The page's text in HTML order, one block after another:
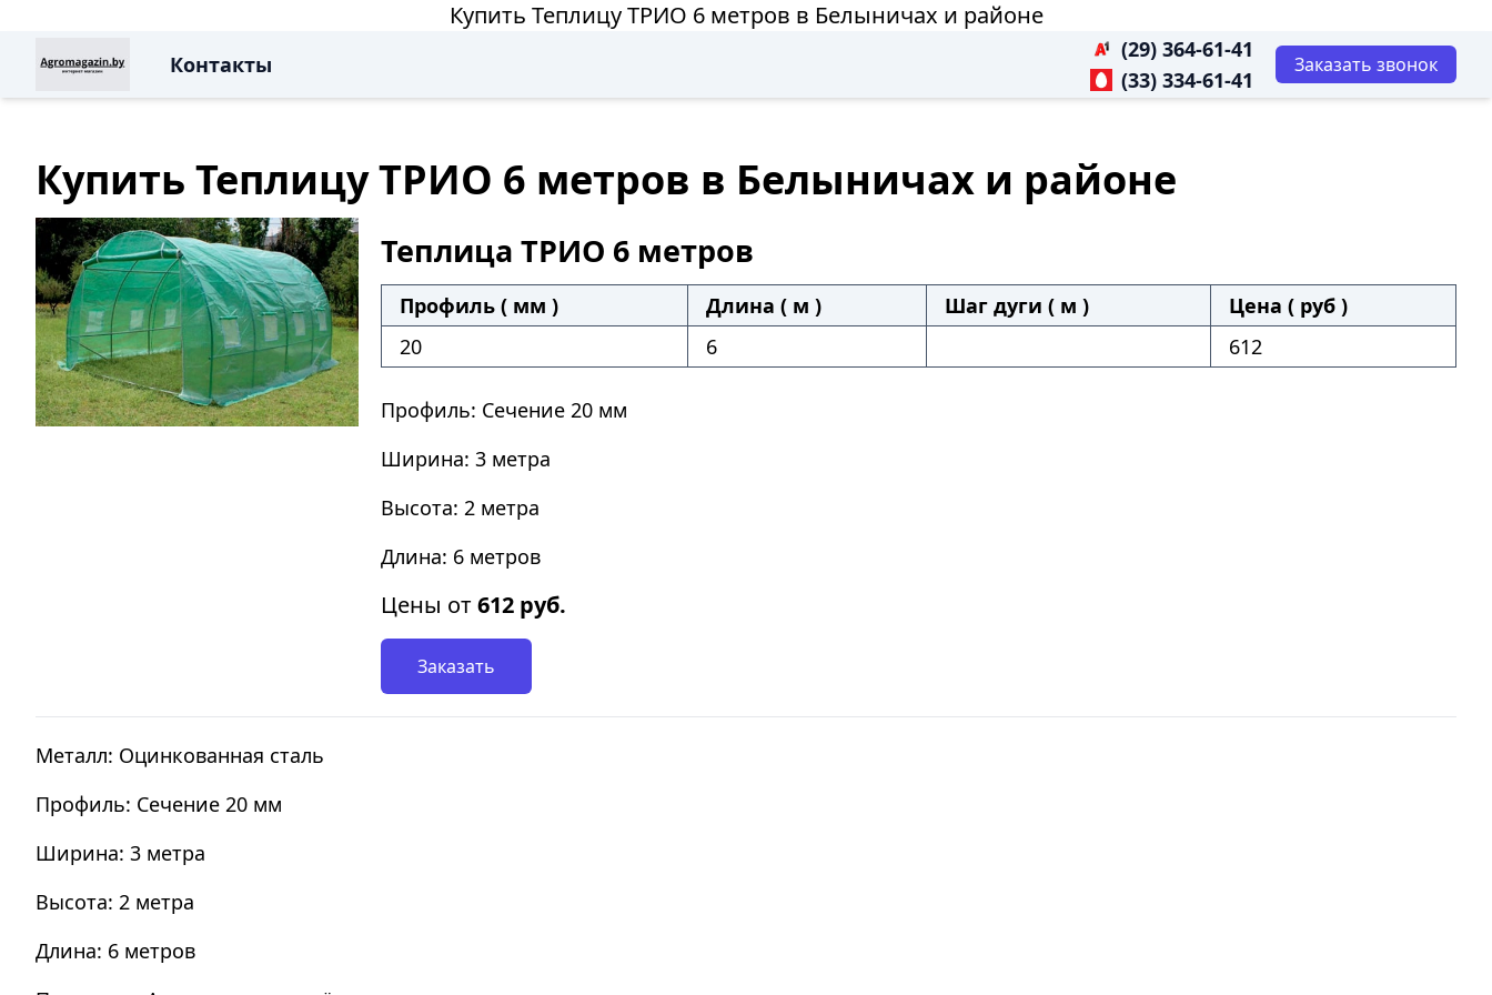
Купить Теплицу ТРИО 6 метров в Белыничах и районе
Контакты
(29) 364-61-41
(33) 334-61-41
Заказать звонок
Купить Теплицу ТРИО 6 метров в Белыничах и районе
Теплица ТРИО 6 метров
Профиль ( мм ) Длина ( м ) Шаг дуги ( м )
Цена ( руб )
20
6 612
Профиль: Сечение 20 мм
Ширина: 3 метра
Высота: 2 метра
Длина: 6 метров
Цены от612 руб.
Заказать
Металл: Оцинкованная сталь
Профиль: Сечение 20 мм
Ширина: 3 метра
Высота: 2 метра
Длина: 6 метров